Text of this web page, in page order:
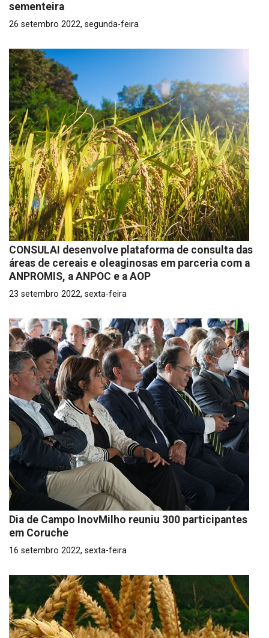
sementeira
26 setembro 2022, segunda-feira
CONSULAI desenvolve plataforma de consulta das
áreas de cereais e oleaginosas em parceria com a
ANPROMIS, a ANPOC e a AOP
23 setembro 2022, sexta-feira
Dia de Campo InovMilho reuniu 300 participantes
em Coruche
16 setembro 2022, sexta-feira